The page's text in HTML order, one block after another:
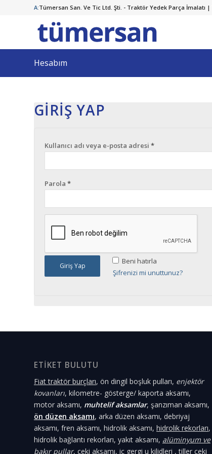
A:Tümersan San. Ve Tic Ltd. Şti. - Traktör Yedek Parça İmalatı |
Hesabım
GIRIŞ YAP
Kullanıcı adı veya e-posta adresi *
Parola *
Giriş Yap
Beni hatırla
Şifrenizi mi unuttunuz?
ETİKET BULUTU
Fiat traktör burçları, ön dingil boşluk pulları, enjektör
kovanları, kilometre- gösterge/ kaporta aksamı,
motor aksamı, muhtelif aksamlar, şanzıman aksamı,
ön düzen aksamı, arka düzen aksamı, debriyaj
aksamı, fren aksamı, hidrolik aksamı, hidrolik rekorları,
hidrolik bağlantı rekorları, yakıt aksamı, alüminyum ve
bakır pullar, çeki aksamı, iç gergi u kilidleri , tiller çeki